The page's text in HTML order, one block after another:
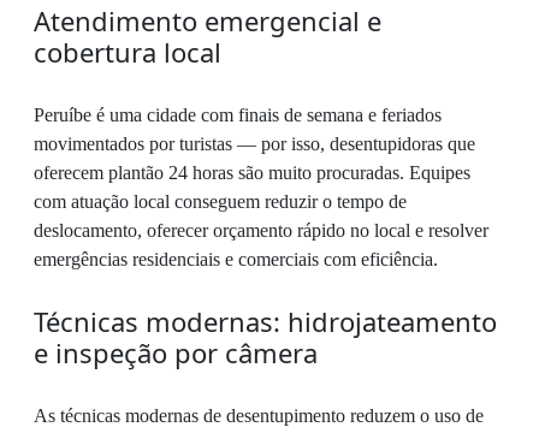
Atendimento emergencial e
cobertura local
Peruíbe é uma cidade com finais de semana e feriados
movimentados por turistas — por isso, desentupidoras que
oferecem plantão 24 horas são muito procuradas. Equipes
com atuação local conseguem reduzir o tempo de
deslocamento, oferecer orçamento rápido no local e resolver
emergências residenciais e comerciais com eficiência.
Técnicas modernas: hidrojateamento
e inspeção por câmera
As técnicas modernas de desentupimento reduzem o uso de